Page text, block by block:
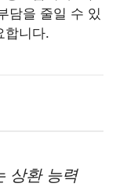
담을 줄일 수 있
합니다.
상환 능력